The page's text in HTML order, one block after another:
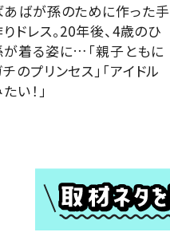
あばが孫のために作った手
ドレス。20年後、4歳のひ
が着る姿に…「親子ともに
のプリンセス」「アイドル
い！」